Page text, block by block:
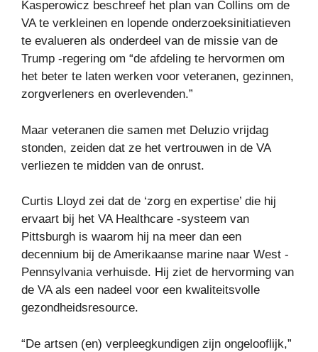
Kasperowicz beschreef het plan van Collins om de
VA te verkleinen en lopende onderzoeksinitiatieven
te evalueren als onderdeel van de missie van de
Trump -regering om “de afdeling te hervormen om
het beter te laten werken voor veteranen, gezinnen,
zorgverleners en overlevenden.”
Maar veteranen die samen met Deluzio vrijdag
stonden, zeiden dat ze het vertrouwen in de VA
verliezen te midden van de onrust.
Curtis Lloyd zei dat de ‘zorg en expertise’ die hij
ervaart bij het VA Healthcare -systeem van
Pittsburgh is waarom hij na meer dan een
decennium bij de Amerikaanse marine naar West -
Pennsylvania verhuisde. Hij ziet de hervorming van
de VA als een nadeel voor een kwaliteitsvolle
gezondheidsresource.
“De artsen (en) verpleegkundigen zijn ongelooflijk,”